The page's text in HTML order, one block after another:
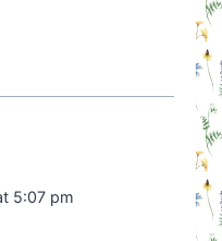
5:07 pm